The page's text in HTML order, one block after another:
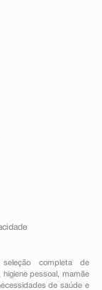
completa de
higiene pessoal ,mamãe
de saúde e